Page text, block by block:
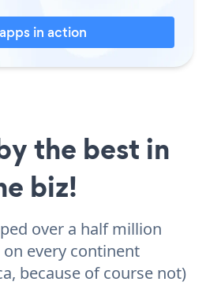
in action
the best in
biz!
over a half million
on every continent
because of course not)